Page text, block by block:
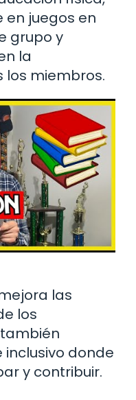
juegos en
grupo y
la
los miembros.
las
los
donde
y contribuir.